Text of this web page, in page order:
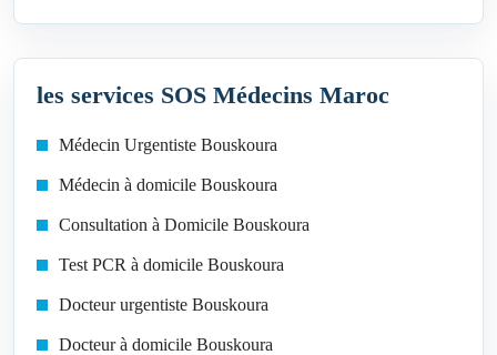
les services SOS Médecins Maroc
Médecin Urgentiste Bouskoura
Médecin à domicile Bouskoura
Consultation à Domicile Bouskoura
Test PCR à domicile Bouskoura
Docteur urgentiste Bouskoura
Docteur à domicile Bouskoura